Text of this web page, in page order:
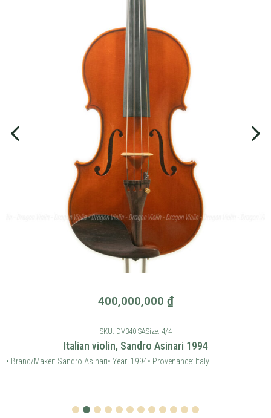
400,000,000 ₫
SKU: DV340-SASize: 4/4
Italian violin, Sandro Asinari 1994
• Brand/Maker: Sandro Asinari• Year: 1994• Provenance: Italy
4 5 6 7 8 9 101112